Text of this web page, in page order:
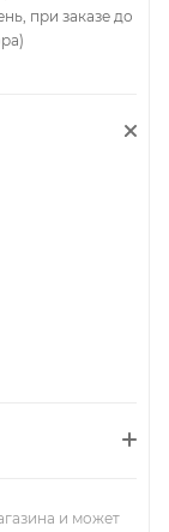
при заказе до
и может